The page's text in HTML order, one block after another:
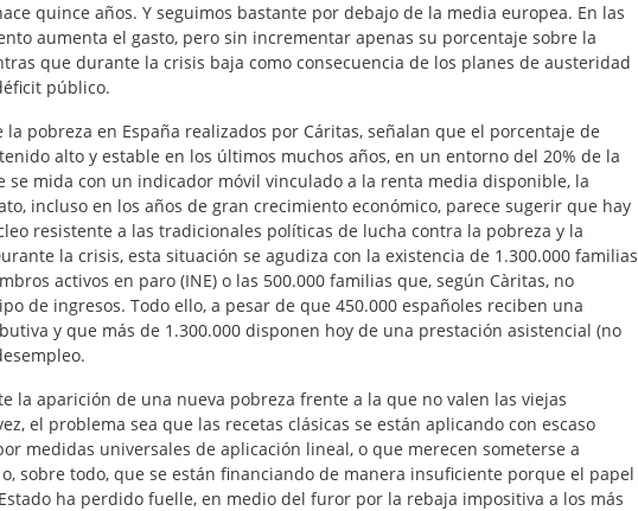
quince años. Y seguimos bastante por debajo de la media europea. En las
aumenta el gasto, pero sin incrementar apenas su porcentaje sobre la
que durante la crisis baja como consecuencia de los planes de austeridad
público.
la pobreza en España realizados por Cáritas, señalan que el porcentaje de
alto y estable en los últimos muchos años, en un entorno del 20% de la
se mida con un indicador móvil vinculado a la renta media disponible, la
incluso en los años de gran crecimiento económico, parece sugerir que hay
resistente a las tradicionales políticas de lucha contra la pobreza y la
la crisis, esta situación se agudiza con la existencia de 1.300.000 familias
activos en paro (INE) o las 500.000 familias que, según Càritas, no
de ingresos. Todo ello, a pesar de que 450.000 españoles reciben una
y que más de 1.300.000 disponen hoy de una prestación asistencial (no
la aparición de una nueva pobreza frente a la que no valen las viejas
el problema sea que las recetas clásicas se están aplicando con escaso
medidas universales de aplicación lineal, o que merecen someterse a
sobre todo, que se están financiando de manera insuficiente porque el papel
ha perdido fuelle, en medio del furor por la rebaja impositiva a los más